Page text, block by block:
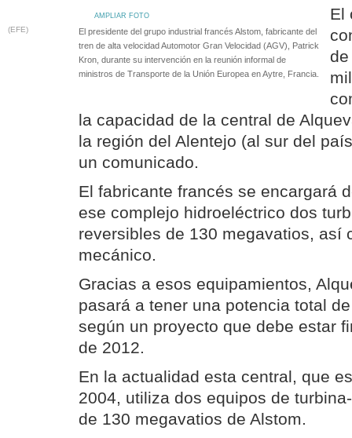
AMPLIAR FOTO
(EFE)
El presidente del grupo industrial francés Alstom, fabricante del
tren de alta velocidad Automotor Gran Velocidad (AGV), Patrick
Kron, durante su intervención en la reunión informal de
ministros de Transporte de la Unión Europea en Aytre, Francia.
El
la capacidad de la central de
la región del Alentejo (al sur del
un comunicado.
El fabricante francés se encargará
ese complejo hidroeléctrico dos
reversibles de 130 megavatios, así
mecánico.
Gracias a esos equipamientos,
pasará a tener una potencia total
según un proyecto que debe estar
de 2012.
En la actualidad esta central, que
2004, utiliza dos equipos de
de 130 megavatios de Alstom.